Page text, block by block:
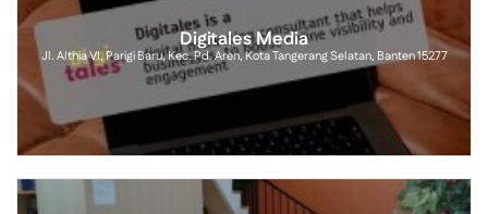
Digitales Media
Jl. Althia VI, Parigi Baru, Kec. Pd. Aren, Kota Tangerang Selatan, Banten 15277